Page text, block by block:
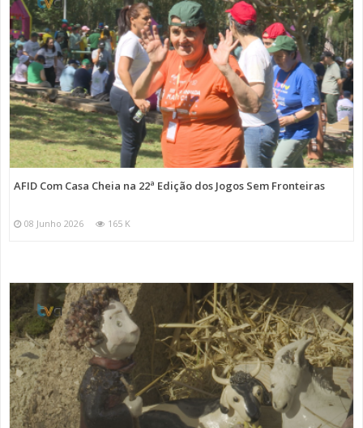
AFID Com Casa Cheia na 22ª Edição dos Jogos Sem Fronteiras
08 Junho 2026 165 K